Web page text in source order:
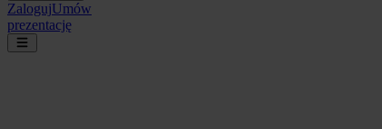
ZalogujUmów
prezentację